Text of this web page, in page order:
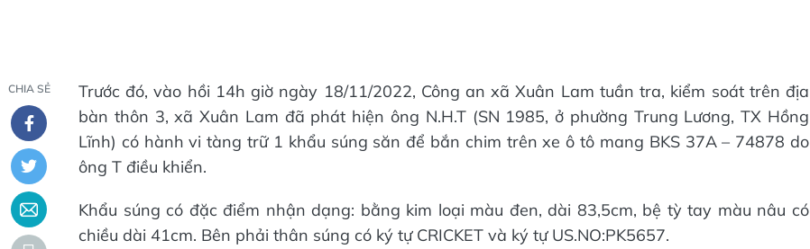
CHIA SẺ
Trước đó, vào hồi 14h giờ ngày 18/11/2022, Công an xã Xuân Lam tuần tra, kiểm soát trên địa
bàn thôn 3, xã Xuân Lam đã phát hiện ông N.H.T (SN 1985, ở phường Trung Lương, TX Hồng
Lĩnh) có hành vi tàng trữ 1 khẩu súng săn để bắn chim trên xe ô tô mang BKS 37A – 74878 do
ông T điều khiển.
Khẩu súng có đặc điểm nhận dạng: bằng kim loại màu đen, dài 83,5cm, bệ tỳ tay màu nâu có
chiều dài 41cm. Bên phải thân súng có ký tự CRICKET và ký tự US.NO:PK5657.